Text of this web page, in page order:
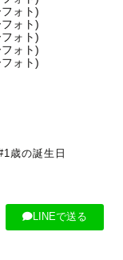
歳の誕生日
LINEで送る